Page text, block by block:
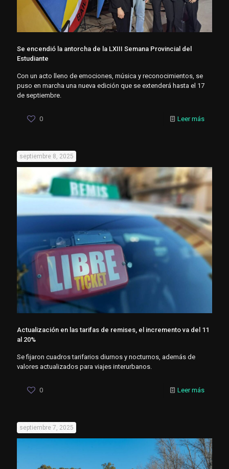
Se encendió la antorcha de la LXIII Semana Provincial del
Estudiante
Con un acto lleno de emociones, música y reconocimientos, se
puso en marcha una nueva edición que se extenderá hasta el 17
de septiembre.
0 Leer más
septiembre 8, 2025
Actualización en las tarifas de remises, el incremento va del 11
al 20%
Se fijaron cuadros tarifarios diurnos y nocturnos, además de
valores actualizados para viajes interurbanos.
0 Leer más
septiembre 7, 2025